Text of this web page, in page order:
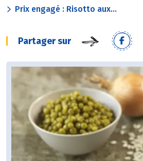
Prix engagé : Risotto aux...
Partager sur